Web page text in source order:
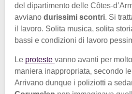
del dipartimento delle Côtes-
avviano durissimi scontri. Si
il lavoro. Solita musica, solita
bassi e condizioni di lavoro
Le proteste vanno avanti per
maniera inappropriata, secondo
Arrivano dunque i poliziotti a